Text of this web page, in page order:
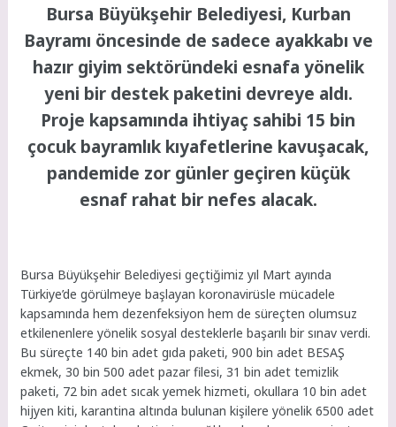
Bursa Büyükşehir Belediyesi, Kurban
Bayramı öncesinde de sadece ayakkabı ve
hazır giyim sektöründeki esnafa yönelik
yeni bir destek paketini devreye aldı.
Proje kapsamında ihtiyaç sahibi 15 bin
çocuk bayramlık kıyafetlerine kavuşacak,
pandemide zor günler geçiren küçük
esnaf rahat bir nefes alacak.
Bursa Büyükşehir Belediyesi geçtiğimiz yıl Mart ayında
Türkiye’de görülmeye başlayan koronavirüsle mücadele
kapsamında hem dezenfeksiyon hem de süreçten olumsuz
etkilenenlere yönelik sosyal desteklerle başarılı bir sınav verdi.
Bu süreçte 140 bin adet gıda paketi, 900 bin adet BESAŞ
ekmek, 30 bin 500 adet pazar filesi, 31 bin adet temizlik
paketi, 72 bin adet sıcak yemek hizmeti, okullara 10 bin adet
hijyen kiti, karantina altında bulunan kişilere yönelik 6500 adet